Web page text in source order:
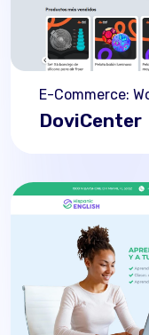
E-Commerce:
DoviCenter